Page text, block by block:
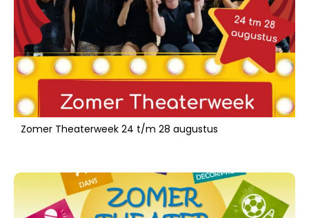
Zomer Theaterweek 24 t/m 28 augustus